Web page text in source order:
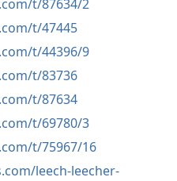
t/87634/2
t/47445
t/44396/9
t/83736
t/87634
t/69780/3
t/75967/16
leech-leecher-